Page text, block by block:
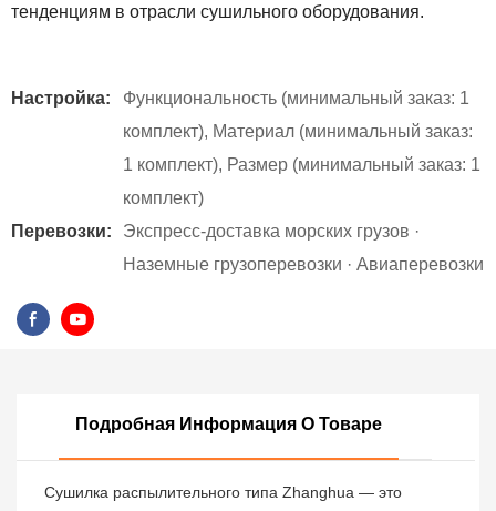
тенденциям в отрасли сушильного оборудования.
Настройка:
Функциональность (минимальный заказ: 1
комплект), Материал (минимальный заказ:
1 комплект), Размер (минимальный заказ: 1
комплект)
Перевозки:
Экспресс-доставка морских грузов ·
Наземные грузоперевозки · Авиаперевозки
Подробная Информация О Товаре
Сушилка распылительного типа Zhanghua — это